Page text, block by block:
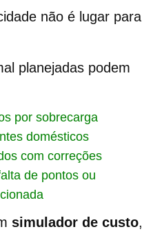
não é lugar para
planejadas podem
por sobrecarga
domésticos
com correções
de pontos ou
simulador de custo,